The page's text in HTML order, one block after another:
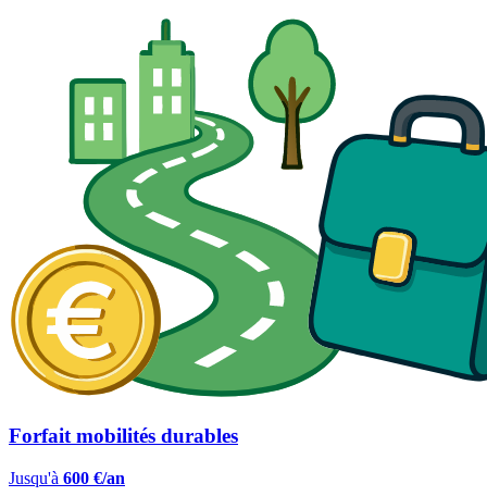
Forfait mobilités durables
Jusqu'à 600 €/an